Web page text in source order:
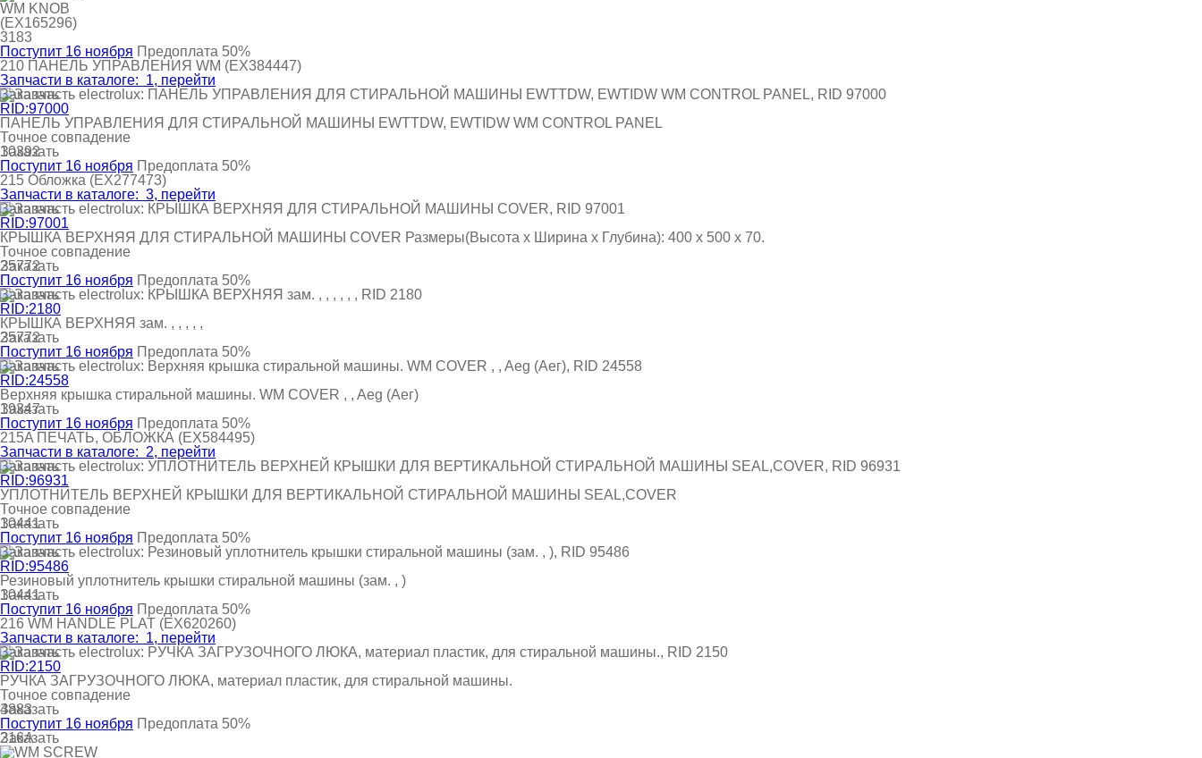
WM KNOB
(EX165296)
3183
Поступит 16 ноября Предоплата 50%
210 ПАНЕЛЬ УПРАВЛЕНИЯ WM (EX384447)
Запчасти в каталоге: 1, перейти
Заказать
RID:97000
ПАНЕЛЬ УПРАВЛЕНИЯ ДЛЯ СТИРАЛЬНОЙ МАШИНЫ EWTTDW, EWTIDW WM CONTROL PANEL
Точное совпадение
Заказать
10392
Поступит 16 ноября Предоплата 50%
215 Обложка (EX277473)
Запчасти в каталоге: 3, перейти
Заказать
RID:97001
КРЫШКА ВЕРХНЯЯ ДЛЯ СТИРАЛЬНОЙ МАШИНЫ COVER Размеры(Высота х Ширина х Глубина): 400 x 500 х 70.
Точное совпадение
Заказать
25772
Поступит 16 ноября Предоплата 50%
Заказать
RID:2180
КРЫШКА ВЕРХНЯЯ зам. , , , , ,
Заказать
25772
Поступит 16 ноября Предоплата 50%
Заказать
RID:24558
Верхняя крышка стиральной машины. WM COVER , , Aeg (Аег)
Заказать
19347
Поступит 16 ноября Предоплата 50%
215A ПЕЧАТЬ, ОБЛОЖКА (EX584495)
Запчасти в каталоге: 2, перейти
Заказать
RID:96931
УПЛОТНИТЕЛЬ ВЕРХНЕЙ КРЫШКИ ДЛЯ ВЕРТИКАЛЬНОЙ СТИРАЛЬНОЙ МАШИНЫ SEAL,COVER
Точное совпадение
Заказать
10441
Поступит 16 ноября Предоплата 50%
Заказать
RID:95486
Резиновый уплотнитель крышки стиральной машины (зам. , )
Заказать
10441
Поступит 16 ноября Предоплата 50%
216 WM HANDLE PLAT (EX620260)
Запчасти в каталоге: 1, перейти
Заказать
RID:2150
РУЧКА ЗАГРУЗОЧНОГО ЛЮКА, материал пластик, для стиральной машины.
Точное совпадение
Заказать
4883
Поступит 16 ноября Предоплата 50%
Заказать
216A